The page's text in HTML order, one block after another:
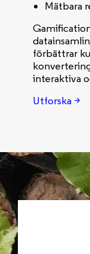
Mätbara
förbättrar
interaktiva
Utforska >